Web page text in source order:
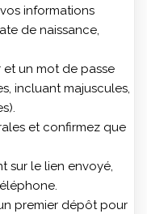
informations
de naissance,
et un mot de passe
incluant majuscules,
et confirmez que
sur le lien envoyé,
premier dépôt pour